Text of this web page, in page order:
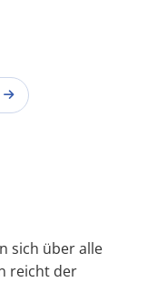
sich über alle
reicht der